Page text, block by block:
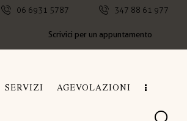
06 6931 5787 347 88 61 977
Scrivici per un appuntamento
SERVIZI AGEVOLAZIONI